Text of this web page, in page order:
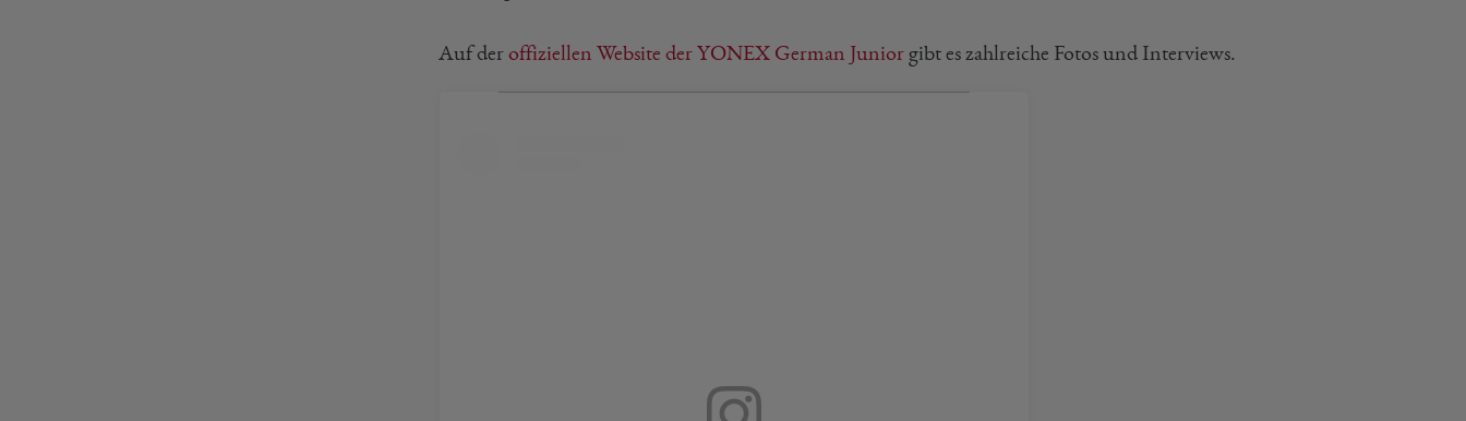
Auf der offiziellen Website der YONEX German Junior gibt es zahlreiche Fotos und Interviews.